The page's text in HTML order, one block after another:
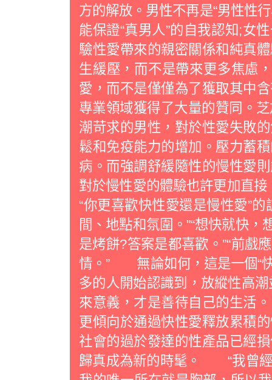
方的解放。男性不再是“男性性
能保證“真男人”的自我認知;女
驗性愛帶來的親密關係和純真
生緩壓，而不是帶來更多焦慮
愛，而不是僅僅為了獲取其
專業領域獲得了大量的贊同。
潮苛求的男性，對於性愛失敗
鬆和免疫能力的增加。壓力蓄
病。而強調舒緩隨性的慢性
對於慢性愛的體驗也許更加直
“你更喜歡快性愛還是慢性愛”
間、地點和氛圍。”“想快就快，
是烤餅?答案是都喜歡。”“前戲
情。” 無論如何，這是一個“快
多的人開始認識到，放縱性高
來意義，才是善待自己的生
更傾向於通過快性愛釋放累積
社會的過於發達的性產品已經
歸真成為新的時髦。 “我曾經